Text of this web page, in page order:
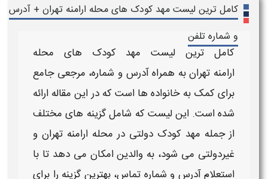
کامل ترین لیست مهد کودک های محله ارامنه تهران + آدرس
و شماره تلفن
کامل ترین لیست مهد کودک های محله
ارامنهتهران به همراه آدرس و شماره، مرجعی جامع
برای کمک به خانواده ها است که در این مقاله ارائه
شده است. این لیست که شامل گزینه های مختلف
از جملهمهد کودک دولتی در محله ارامنه تهرانو
غیردولتی می شود، به والدین امکان می دهد تا با
استعلام آدرس و شماره تماس، بهترین گزینه را برای